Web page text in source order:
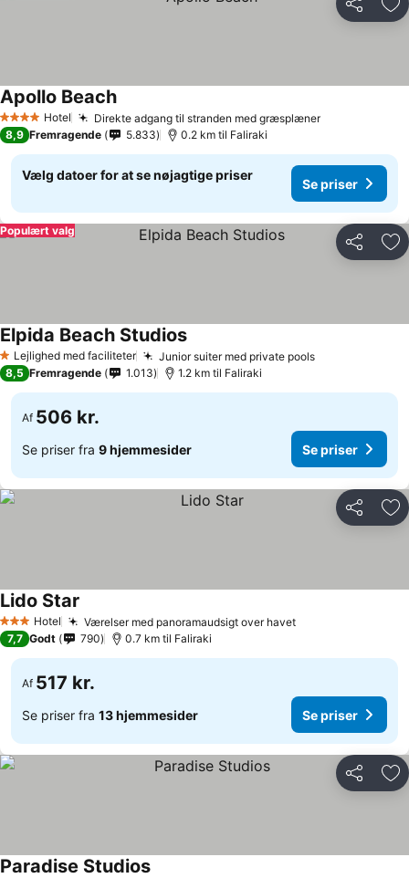
Del
4 StjernerHotel Direkte adgang til stranden med græsplæner
Apollo Beach
8,9 Fremragende 5.833 0.2 km til Faliraki
Vælg datoer for at se nøjagtige priser
Se priser
Del
Populært valg
1 Stjerner
Lejlighed med faciliteter Junior suiter med private pools
Elpida Beach Studios
8,5 Fremragende 1.013 1.2 km til Faliraki
Af 506 kr.
Se priser fra 9 hjemmesider Se priser
Del
3 StjernerHotel Værelser med panoramaudsigt over havet
Lido Star
7,7 Godt 790 0.7 km til Faliraki
Af 517 kr.
Se priser fra 13 hjemmesider Se priser
Del
Paradise Studios